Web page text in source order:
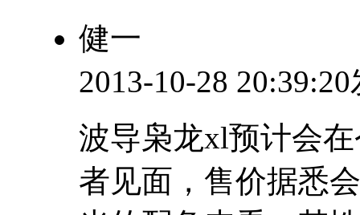
健一
2013-10-28
波导枭龙xl预计会
者见面，售价据悉